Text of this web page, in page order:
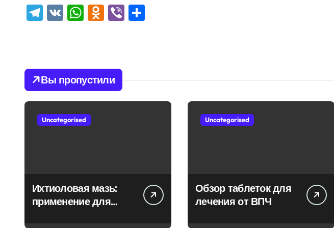
Telegram
VK WhatsApp
Odnoklassniki
Viber
Вы пропустили
Uncategorised
Ихтиоловая мазь:
применение для
Uncategorised
Обзор таблеток для
лечения от ВПЧ